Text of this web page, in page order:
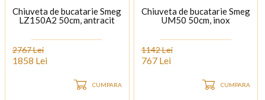
Chiuveta de bucatarie Smeg
LZ150A2 50cm, antracit
2767 Lei
1858 Lei
CUMPARA
Chiuveta de bucatarie Smeg
UM50 50cm, inox
1142 Lei
767 Lei
CUMPARA